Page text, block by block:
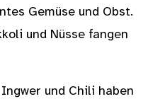
Gemüse und Obst.
und Nüsse fangen
Ingwer und Chili haben